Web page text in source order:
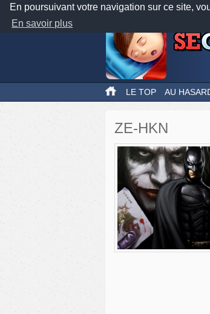
En poursuivant votre navigation sur ce site,
En savoir plus
LE TOP AU
ZE-HKN